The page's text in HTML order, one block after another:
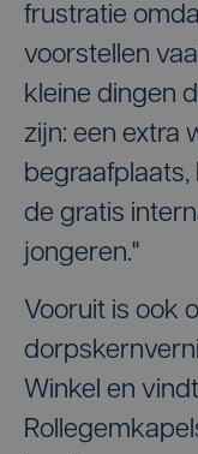
frustratie
voorstellen
kleine dingen
zijn: een extra
de gratis
jongeren."
Vooruit is ook
Winkel en